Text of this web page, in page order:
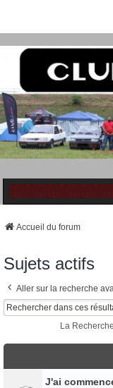
Accueil du forum
Sujets actifs
Aller sur la recherche
La
J'ai